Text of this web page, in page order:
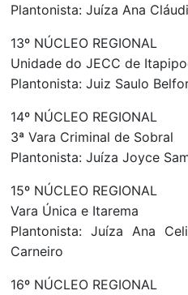
Plantonista: Juíza Ana
13º NÚCLEO REGIONAL
Unidade do JECC de
Plantonista: Juiz Saulo
14º NÚCLEO REGIONAL
3ª Vara Criminal de Sobral
Plantonista: Juíza Joyce
15º NÚCLEO REGIONAL
Vara Única e Itarema
Plantonista: Juíza Ana
Carneiro
16º NÚCLEO REGIONAL